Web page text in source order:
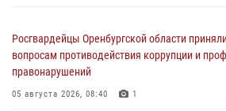
Росгвардейцы Оренбургской области
вопросам противодействия коррупции и
правонарушений
05 августа 2026, 08:40 1